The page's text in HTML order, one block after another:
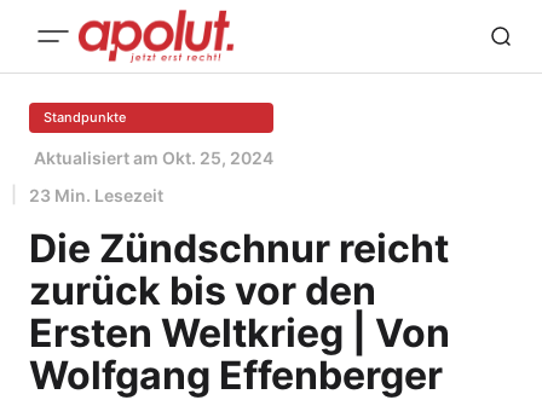
Standpunkte
Aktualisiert am Okt. 25, 2024
23 Min. Lesezeit
Die Zündschnur reicht
zurück bis vor den
Ersten Weltkrieg | Von
Wolfgang Effenberger